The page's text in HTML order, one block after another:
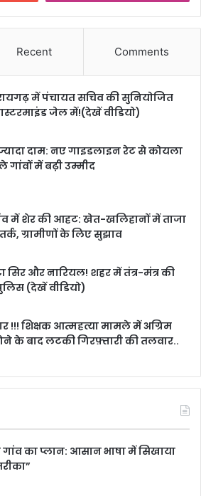
Recent Comments
में पंचायत सचिव की सुनियोजित
जेल में!(देखें वीडियो)
दाम: नए गाइडलाइन रेट से कोयला
गांवों में बढ़ी उम्मीद
में शेर की आहट: खेत-खलिहानों में ताजा
ग्रामीणों के लिए सुझाव
और नारियल! शहर में तंत्र-मंत्र की
(देखें वीडियो)
!!! शिक्षक आत्महत्या मामले में अग्रिम
के बाद लटकी गिरफ़्तारी की तलवार..
का प्लान: आसान भाषा में सिखाया